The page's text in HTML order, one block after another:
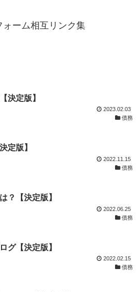
ォーム相互リンク集
決定版】
2023.02.03
債務
定版】
2022.11.15
債務
？【決定版】
2022.06.25
債務
グ【決定版】
2022.02.15
債務